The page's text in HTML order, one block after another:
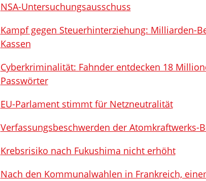
NSA-Untersuchungsausschuss
Kampf gegen Steuerhinterziehung: Milliarden-
Kassen
Cyberkriminalität: Fahnder entdecken 18
Passwörter
EU-Parlament stimmt für Netzneutralität
Verfassungsbeschwerden der Atomkraftwerks-
Krebsrisiko nach Fukushima nicht erhöht
Nach den Kommunalwahlen in Frankreich,